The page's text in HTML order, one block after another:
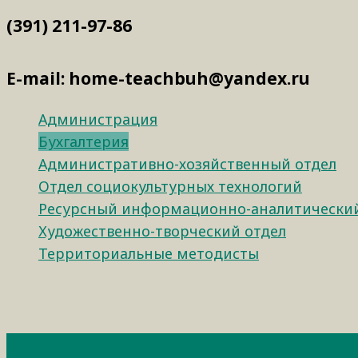
(391) 211-97-86
E-mail: home-teachbuh@yandex.ru
Администрация
Бухгалтерия
Административно-хозяйственный отдел
Отдел социокультурных технологий
Ресурсный информационно-
Художественно-творческий отдел
Территориальные методисты